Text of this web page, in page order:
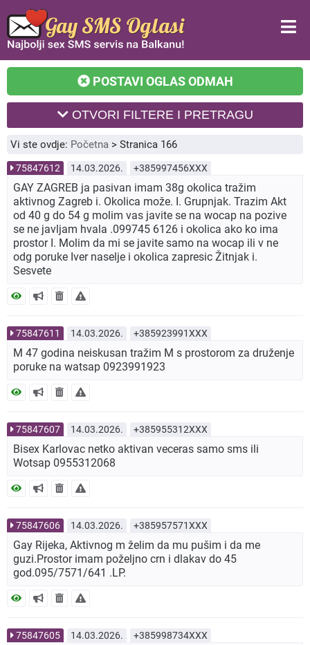
POSTAVI OGLAS ODMAH
OTVORI FILTERE I PRETRAGU
Vi ste ovdje: Početna > Stranica 166
75847612 14.03.2026. +385997456XXX
GAY ZAGREB ja pasivan imam 38g okolica tražim
aktivnog Zagreb i. Okolica može. I. Grupnjak. Trazim Akt
od 40 g do 54 g molim vas javite se na wocap na pozive
se ne javljam hvala .099745 6126 i okolica ako ko ima
prostor I. Molim da mi se javite samo na wocap ili v ne
odg poruke Iver naselje i okolica zapresic Žitnjak i.
Sesvete
75847611 14.03.2026. +385923991XXX
M 47 godina neiskusan tražim M s prostorom za druženje
poruke na watsap 0923991923
75847607 14.03.2026. +385955312XXX
Bisex Karlovac netko aktivan veceras samo sms ili
Wotsap 0955312068
75847606 14.03.2026. +385957571XXX
Gay Rijeka, Aktivnog m želim da mu pušim i da me
guzi.Prostor imam poželjno crn i dlakav do 45
god.095/7571/641 .LP.
75847605 14.03.2026. +385998734XXX